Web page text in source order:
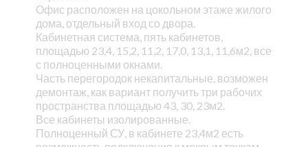
Офис расположен на цокольном этаже жилого
дома, отдельный вход со двора.
Кабинетная система, пять кабинетов,
площадью 23,4, 15,2, 11,2, 17,0, 13,1, 11,6м2, все
с полноценными окнами.
Часть перегородок некапитальные, возможен
демонтаж, как вариант получить три рабочих
пространства площадью 43, 30, 23м2.
Все кабинеты изолированные.
Полноценный СУ, в кабинете 23,4м2 есть